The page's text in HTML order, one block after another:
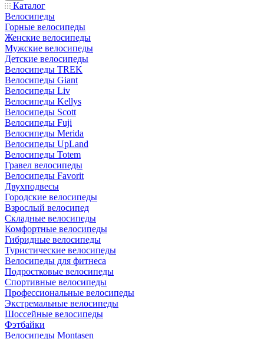
Каталог
Велосипеды
Горные велосипеды
Женские велосипеды
Мужские велосипеды
Детские велосипеды
Велосипеды TREK
Велосипеды Giant
Велосипеды Liv
Велосипеды Kellys
Велосипеды Scott
Велосипеды Fuji
Велосипеды Merida
Велосипеды UpLand
Велосипеды Totem
Гравел велосипеды
Велосипеды Favorit
Двухподвесы
Городские велосипеды
Взрослый велосипед
Складные велосипеды
Комфортные велосипеды
Гибридные велосипеды
Туристические велосипеды
Велосипеды для фитнеса
Подростковые велосипеды
Спортивные велосипеды
Профессиональные велосипеды
Экстремальные велосипеды
Шоссейные велосипеды
Фэтбайки
Велосипеды Montasen